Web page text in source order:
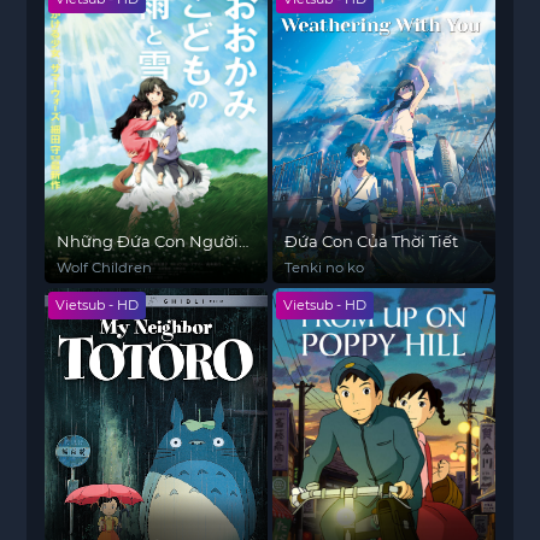
Những Đứa Con Người
Sói
Wolf Children
Đứa Con Của Thời Tiết
Tenki no ko
Vietsub - HD Vietsub - HD